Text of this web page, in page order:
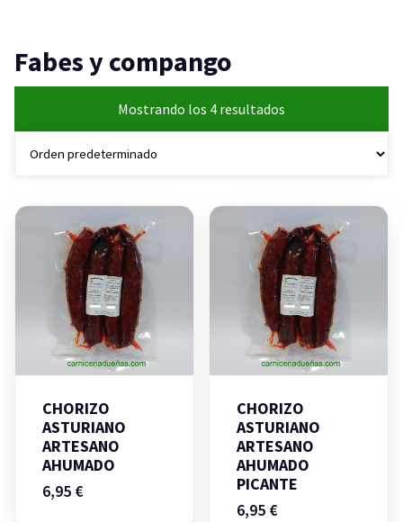
Fabes y compango
Mostrando los 4 resultados
CHORIZO
ASTURIANO
ARTESANO
AHUMADO
6,95 €
CHORIZO
ASTURIANO
ARTESANO
AHUMADO
PICANTE
6,95 €